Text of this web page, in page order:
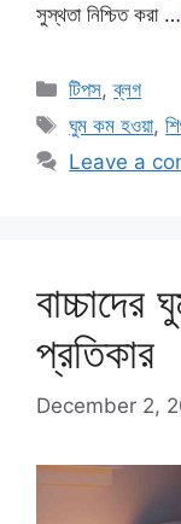
সুস্থতা নিশ্চিত করা …
Categories
টিপস,ব্লগ
Tags
ঘুম কম হওয়া,
Leave a
প্রতিকার
December 2,